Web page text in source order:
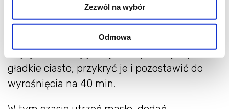
Zezwól na wybór
Odmowa
Zalać drożdże odrobiną ciepłego płynu i
mieszać, aż się rozpuszczą. Następnie wlać
resztę płynu, dodać miód, sól i prawie całą
mąkę, zachowując część na później. Wyrobić
gładkie ciasto, przykryć je i pozostawić do
wyrośnięcia na 40 min.